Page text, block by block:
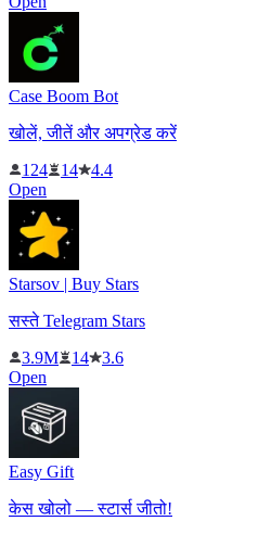
Case Boom Bot
खोलें, जीतें और अपग्रेड करें
124
14
4.4
Open
Starsov | Buy Stars
सस्ते Telegram Stars
3.9M
14
3.6
Open
Easy Gift
केस खोलो — स्टार्स जीतो!